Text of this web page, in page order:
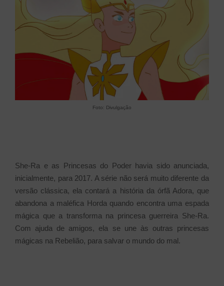
Foto: Divulgação
She-Ra e as Princesas do Poder havia sido anunciada,
inicialmente, para 2017. A série não será muito diferente da
versão clássica, ela contará a história da órfã Adora, que
abandona a maléfica Horda quando encontra uma espada
mágica que a transforma na princesa guerreira She-Ra.
Com ajuda de amigos, ela se une às outras princesas
mágicas na Rebelião, para salvar o mundo do mal.